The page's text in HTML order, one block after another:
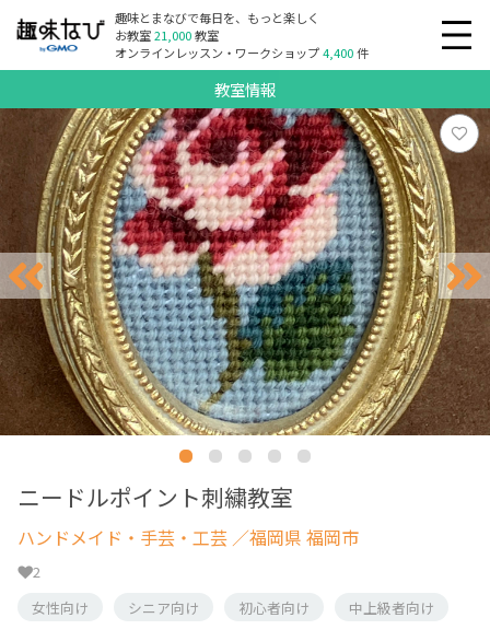
趣味とまなびで毎日を、もっと楽しく
お教室21,000教室
オンラインレッスン・ワークショップ4,400件
教室情報
ニードルポイント刺繍教室
ハンドメイド・手芸・工芸 ／福岡県 福岡市
2
女性向け
シニア向け 初心者向け 中上級者向け